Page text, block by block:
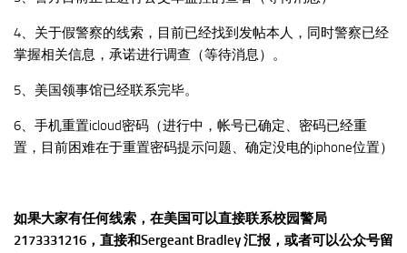
4、关于假警察的线索，目前已经找到发帖本人，同时警察已经
掌握相关信息，承诺进行调查（等待消息）。
5、美国领事馆已经联系完毕。
6、手机重置icloud密码（进行中，帐号已确定、密码已经重
置，目前困难在于重置密码提示问题、确定没电的iphone位置）
如果大家有任何线索，在美国可以直接联系校园警局
2173331216，直接和Sergeant Bradley 汇报，或者可以公众号留